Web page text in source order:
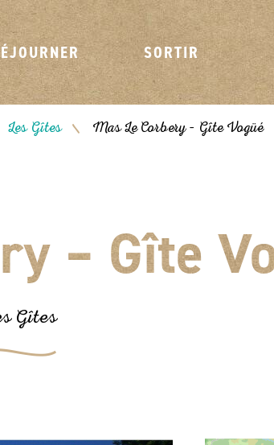
SORTIR
Les Gîtes / Mas Le Corbery – Gîte Vogüé
– Gîte
Gîtes